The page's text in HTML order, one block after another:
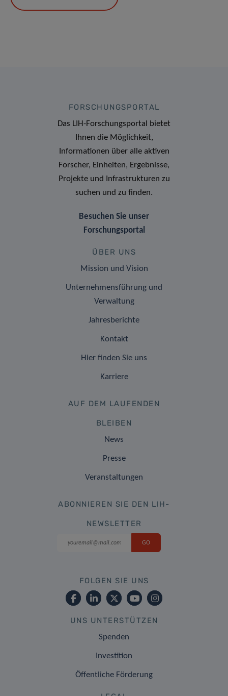
FORSCHUNGSPORTAL
Das LIH-Forschungsportal bietet
Ihnen die Möglichkeit,
Informationen über alle aktiven
Forscher, Einheiten, Ergebnisse,
Projekte und Infrastrukturen zu
suchen und zu finden.
Besuchen Sie unser
Forschungsportal
ÜBER UNS
Mission und Vision
Unternehmensführung und
Verwaltung
Jahresberichte
Kontakt
Hier finden Sie uns
Karriere
AUF DEM LAUFENDEN
BLEIBEN
News
Presse
Veranstaltungen
ABONNIEREN SIE DEN LIH-
NEWSLETTER
FOLGEN SIE UNS
UNS UNTERSTÜTZEN
Spenden
Investition
Öffentliche Förderung